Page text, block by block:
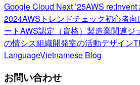
Google Cloud Next ’25AWS re:Invent
2024AWSトレンドチェック初心者向
ートAWS認定（資格） 製造業関連ジ
の情シス組織開発室の活動デザイン
LanguageVietnamese Blog
お問い合わせ